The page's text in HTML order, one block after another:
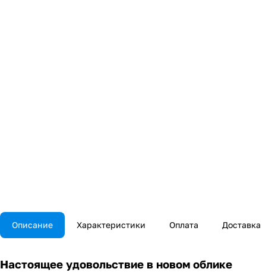
Описание Характеристики Оплата Доставка
Настоящее удовольствие в новом облике